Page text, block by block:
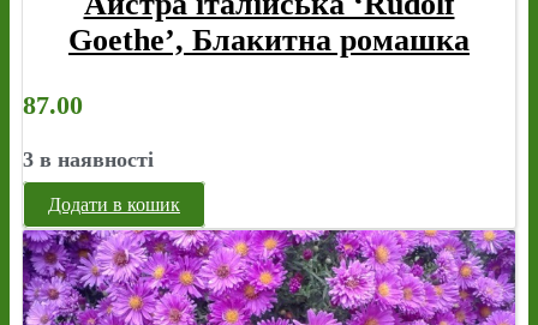
Goethe’, Блакитна ромашка
87.00
3 в наявності
Додати в кошик